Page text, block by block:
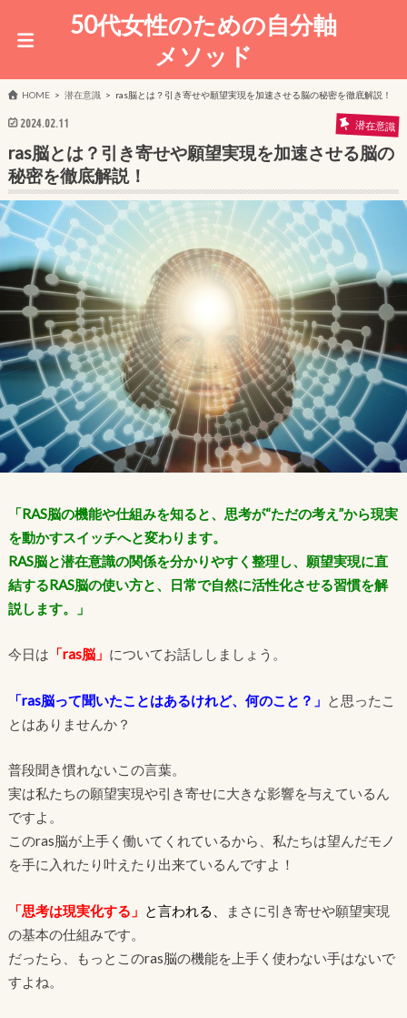
50代女性のための自分軸
メソッド
HOME 潜在意識 ras脳とは？引き寄せや願望実現を加速させる脳の秘密を徹底解説！
2024.02.11 潜在意識
ras脳とは？引き寄せや願望実現を加速させる脳の
秘密を徹底解説！
「RAS脳の機能や仕組みを知ると、思考が“ただの考え”から現実
を動かすスイッチへと変わります。
RAS脳と潜在意識の関係を分かりやすく整理し、願望実現に直
結するRAS脳の使い方と、日常で自然に活性化させる習慣を解
説します。」
今日は 「ras脳」 についてお話ししましょう。
「ras脳って聞いたことはあるけれど、何のこと？」 と思ったこ
とはありませんか？
普段聞き慣れないこの言葉。
実は私たちの願望実現や引き寄せに大きな影響を与えているん
ですよ。
このras脳が上手く働いてくれているから、私たちは望んだモノ
を手に入れたり叶えたり出来ているんですよ！
「思考は現実化する」 と言われる、
まさに引き寄せや願望実現
の基本の仕組みです。
だったら、もっとこのras脳の機能を上手く使わない手はないで
すよね。